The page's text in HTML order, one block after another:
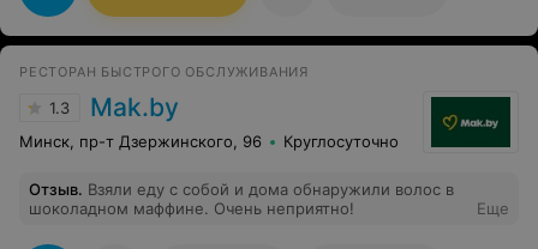
РЕСТОРАН БЫСТРОГО ОБСЛУЖИВАНИЯ
1.3 Mak.by
Минск, пр-т Дзержинского, 96 Круглосуточно
Отзыв. Взяли еду с собой и дома обнаружили волос в
шоколадном маффине. Очень неприятно!
Еще